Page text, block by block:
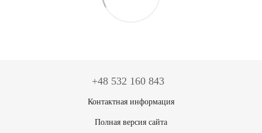
+48 532 160 843
Контактная информация
Полная версия сайта